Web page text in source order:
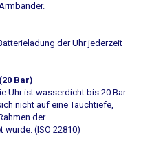
der Uhr jederzeit
Bar)
Uhr ist wasserdicht bis 20 Bar
nicht auf eine Tauchtiefe,
der
(ISO 22810)